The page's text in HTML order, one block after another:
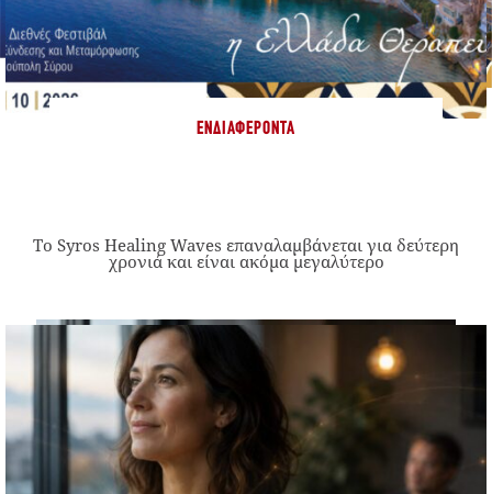
ΕΝΔΙΑΦΈΡΟΝΤΑ
Το Syros Healing Waves επαναλαμβάνεται για δεύτερη
χρονιά και είναι ακόμα μεγαλύτερο